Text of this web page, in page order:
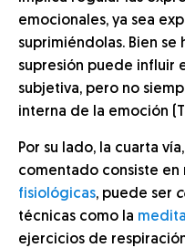
emocionales, ya sea
suprimiéndolas. Bien
supresión puede influir
subjetiva, pero no
interna de la emoción
Por su lado, la cuarta
comentado consiste en
fisiológicas, puede ser
técnicas como la
ejercicios de